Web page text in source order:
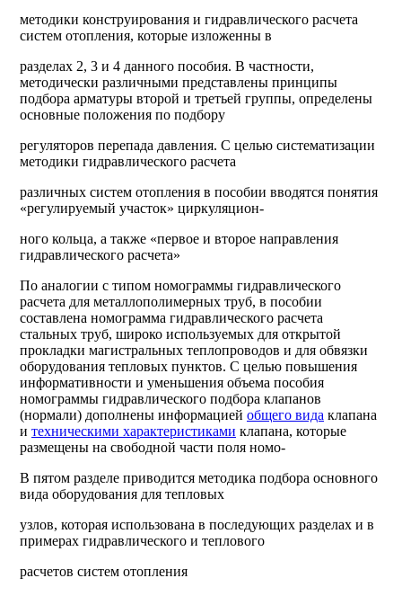
методики конструирования и гидравлического расчета
систем отопления, которые изложенны в
разделах 2, 3 и 4 данного пособия. В частности,
методически различными представлены принципы
подбора арматуры второй и третьей группы, определены
основные положения по подбору
регуляторов перепада давления. С целью систематизации
методики гидравлического расчета
различных систем отопления в пособии вводятся понятия
«регулируемый участок» циркуляцион-
ного кольца, а также «первое и второе направления
гидравлического расчета»
По аналогии с типом номограммы гидравлического
расчета для металлополимерных труб, в пособии
составлена номограмма гидравлического расчета
стальных труб, широко используемых для открытой
прокладки магистральных теплопроводов и для обвязки
оборудования тепловых пунктов. С целью повышения
информативности и уменьшения объема пособия
номограммы гидравлического подбора клапанов
(нормали) дополнены информацией общего вида клапана
и техническими характеристиками клапана, которые
размещены на свободной части поля номо-
В пятом разделе приводится методика подбора основного
вида оборудования для тепловых
узлов, которая использована в последующих разделах и в
примерах гидравлического и теплового
расчетов систем отопления